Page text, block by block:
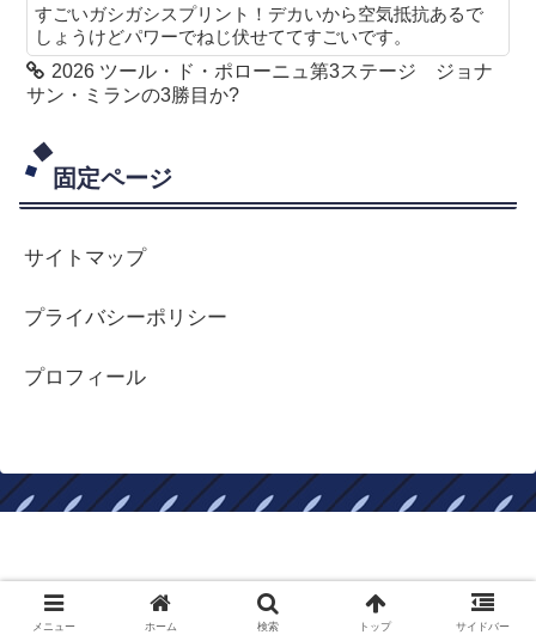
すごいガシガシスプリント！デカいから空気抵抗あるで
しょうけどパワーでねじ伏せててすごいです。
2026 ツール・ド・ポローニュ第3ステージ ジョナ
サン・ミランの3勝目か?
固定ページ
サイトマップ
プライバシーポリシー
プロフィール
ロードバイクはやめられない
Copyright © 2017-2026 ロードバイクはやめられない All Rights
メニュー ホーム 検索 トップ サイドバー